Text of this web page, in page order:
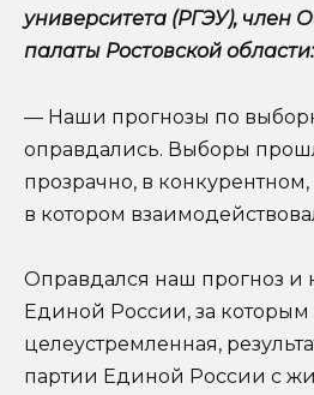
университета (РГЭУ), член
палаты Ростовской области:
— Наши прогнозы по
оправдались. Выборы
прозрачно, в
в котором
Оправдался наш прогноз и
Единой России, за которым
целеустремленная,
партии Единой России с